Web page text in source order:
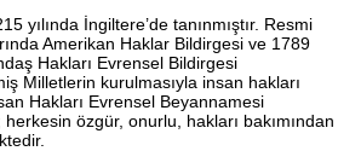
yılında İngiltere’de tanınmıştır. Resmi
Amerikan Haklar Bildirgesi ve 1789
Hakları Evrensel Bildirgesi
Milletlerin kurulmasıyla insan hakları
Hakları Evrensel Beyannamesi
özgür, onurlu, hakları bakımından